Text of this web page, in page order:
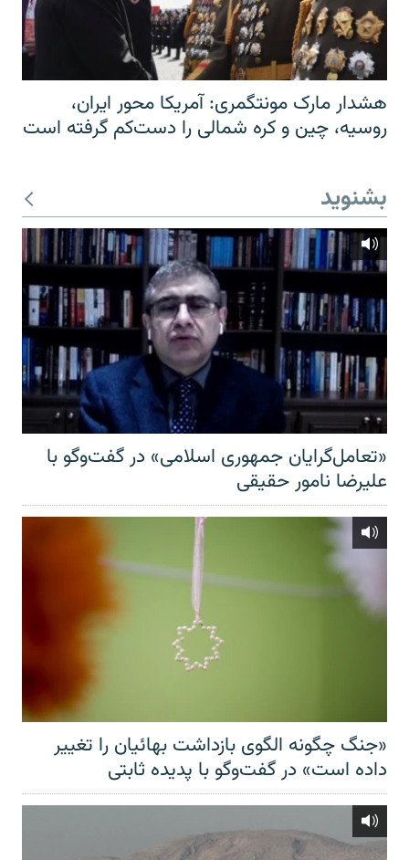
هشدار مارک مونتگمری: آمریکا محور ایران،
روسیه، چین و کره شمالی را دست‌کم گرفته است
بشنوید
«تعامل‌گرایان جمهوری اسلامی» در گفت‌وگو با
علیرضا نامور حقیقی
«جنگ چگونه الگوی بازداشت بهائیان را تغییر
داده است» در گفت‌وگو با پدیده ثابتی